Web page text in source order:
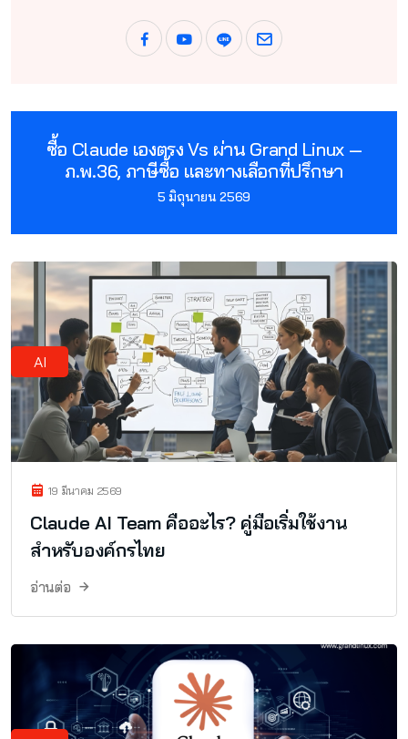
ซื้อ Claude เองตรง Vs ผ่าน Grand Linux —
ภ.พ.36, ภาษีซื้อ และทางเลือกที่ปรึกษา
5 มิถุนายน 2569
AI
19 มีนาคม 2569
Claude AI Team คืออะไร? คู่มือเริ่มใช้งาน
สำหรับองค์กรไทย
อ่านต่อ